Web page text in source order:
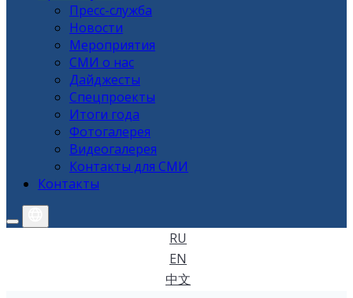
Пресс-служба
Новости
Мероприятия
СМИ о нас
Дайджесты
Спецпроекты
Итоги года
Фотогалерея
Видеогалерея
Контакты для СМИ
Контакты
RU
EN
中文